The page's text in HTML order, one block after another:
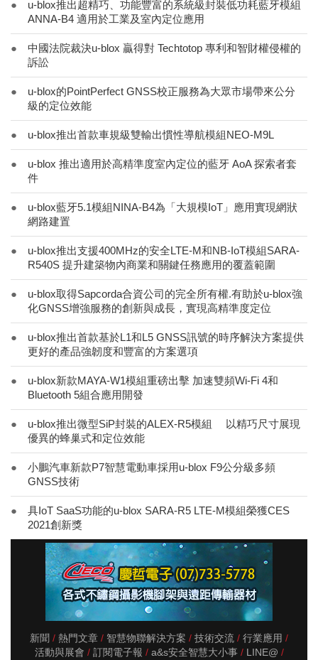
●
u-blox推出超精巧、功能豐富的系統級封裝低功耗藍牙模組
ANNA-B4 適用於工業及室內定位應用
●
中國法院裁決u-blox 贏得對 Techtotop 專利和智財權侵權的
訴訟
●
u-blox的PointPerfect GNSS校正服務為大眾市場帶來公分
級的定位效能
● u-blox推出首款車規級雙輸出慣性導航模組NEO-M9L
●
u-blox 推出適用於高精準度室內定位的藍牙 AoA 探索者套
件
●
u-blox藍牙5.1模組NINA-B4為「大規模IoT」應用實現網狀
網路建置
●
u-blox推出支援400MHz的安全LTE-M和NB-IoT模組SARA-
R540S 提升建築物內商業和關鍵任務應用的覆蓋範圍
●
u-blox取得Sapcorda合資公司的完全所有權.有助於u-blox強
化GNSS增強服務的創新與成長，實現高精準度定位
●
u-blox推出首款基於L1和L5 GNSS訊號的時序解決方案提供
更好的產品強韌度和豐富的方案選項
●
u-blox新款MAYA-W1模組重磅出擊 加速雙頻Wi-Fi 4和
Bluetooth 5組合應用開發
●
u-blox推出微型SiP封裝的ALEX-R5模組 以精巧尺寸展現
優異的蜂巢式和定位效能
●
小鵬汽車新款P7智慧電動車採用u-blox F9公分級多頻
GNSS技術
●
具IoT SaaS功能的u-blox SARA-R5 LTE-M模組榮獲CES
2021創新獎
新聞 熱門文章 智慧物聯解決方案 技術交流
行業應用
活動與展會
訂閱電子報 a&s安全智慧大小事 LINE@